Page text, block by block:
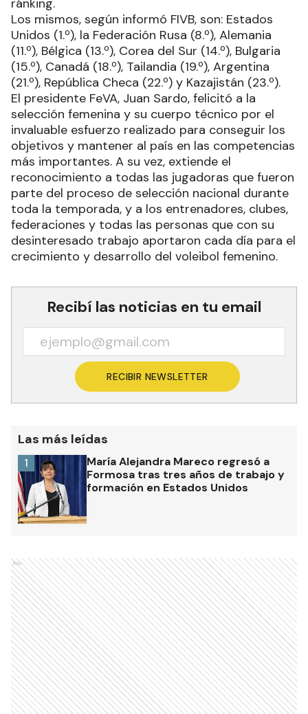
Los mismos, según informó FIVB, son: Estados
Unidos (1.º), la Federación Rusa (8.º), Alemania
(11.º), Bélgica (13.º), Corea del Sur (14.º), Bulgaria
(15.º), Canadá (18.º), Tailandia (19.º), Argentina
(21.º), República Checa (22.º) y Kazajistán (23.º).
El presidente FeVA, Juan Sardo, felicitó a la
selección femenina y su cuerpo técnico por el
invaluable esfuerzo realizado para conseguir los
objetivos y mantener al país en las competencias
más importantes. A su vez, extiende el
reconocimiento a todas las jugadoras que fueron
parte del proceso de selección nacional durante
toda la temporada, y a los entrenadores, clubes,
federaciones y todas las personas que con su
desinteresado trabajo aportaron cada día para el
crecimiento y desarrollo del voleibol femenino.
Recibí las noticias en tu email
RECIBIR NEWSLETTER
Las más leídas
María Alejandra Mareco regresó a
Formosa tras tres años de trabajo y
formación en Estados Unidos
1
Ads